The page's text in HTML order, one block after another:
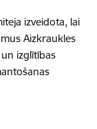
izveidota, lai
Aizkraukles
izglītības